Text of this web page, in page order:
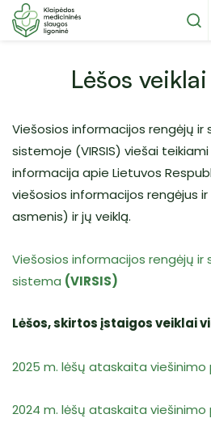
Stacionarinės
Ambulatorinės
Mokamos paslaugos
1 Palaikomojo
2 Palaikomojo
Ambulatorinių
paslaugų skyrius
Tapkite mūsų
Pacientų lankymas
Atmintinė
Paciento sveikatos
Vadovas
Darbuotojų kontaktai
Lėšos
Viešosios informacijos rengėjų ir
sistemoje (VIRSIS) viešai
informacija apie Lietuvos
viešosios informacijos rengėjus ir
asmenis) ir jų veiklą.
Viešosios informacijos rengėjų ir
sistema (VIRSIS)
Lėšos, skirtos įstaigos veiklai
2025 m. lėšų ataskaita
2024 m. lėšų ataskaita